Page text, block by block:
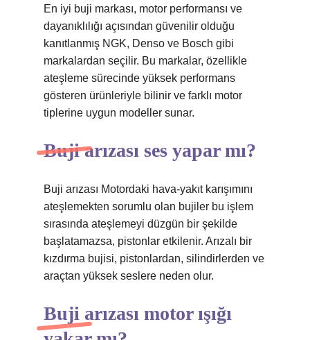
En iyi buji markası, motor performansı ve
dayanıklılığı açısından güvenilir olduğu
kanıtlanmış NGK, Denso ve Bosch gibi
markalardan seçilir. Bu markalar, özellikle
ateşleme sürecinde yüksek performans
gösteren ürünleriyle bilinir ve farklı motor
tiplerine uygun modeller sunar.
Buji arızası ses yapar mı?
Buji arızası Motordaki hava-yakıt karışımını
ateşlemekten sorumlu olan bujiler bu işlem
sırasında ateşlemeyi düzgün bir şekilde
başlatamazsa, pistonlar etkilenir. Arızalı bir
kızdırma bujisi, pistonlardan, silindirlerden ve
araçtan yüksek seslere neden olur.
Buji arızası motor ışığı